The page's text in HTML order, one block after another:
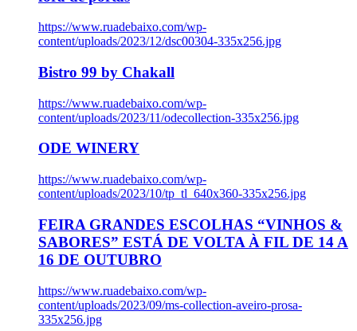
https://www.ruadebaixo.com/wp-
content/uploads/2023/12/dsc00304-335x256.jpg
Bistro 99 by Chakall
https://www.ruadebaixo.com/wp-
content/uploads/2023/11/odecollection-335x256.jpg
ODE WINERY
https://www.ruadebaixo.com/wp-
content/uploads/2023/10/tp_tl_640x360-335x256.jpg
FEIRA GRANDES ESCOLHAS “VINHOS &
SABORES” ESTÁ DE VOLTA À FIL DE 14 A
16 DE OUTUBRO
https://www.ruadebaixo.com/wp-
content/uploads/2023/09/ms-collection-aveiro-prosa-
335x256.jpg